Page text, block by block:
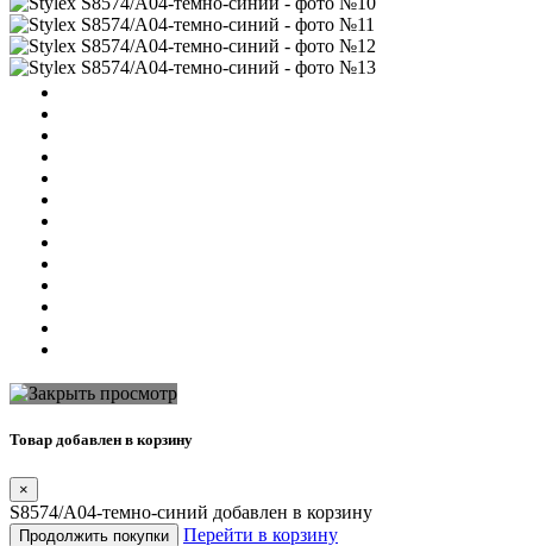
Товар добавлен в корзину
×
S8574/A04-темно-синий добавлен в корзину
Продолжить покупки Перейти в корзину